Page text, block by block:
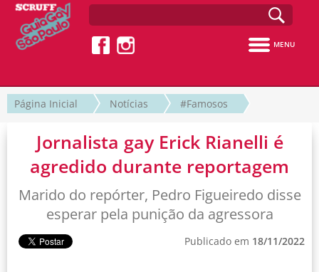
MENU
Página Inicial Notícias #Famosos
Jornalista gay Erick Rianelli é
agredido durante reportagem
Marido do repórter, Pedro Figueiredo disse
esperar pela punição da agressora
Publicado em 18/11/2022